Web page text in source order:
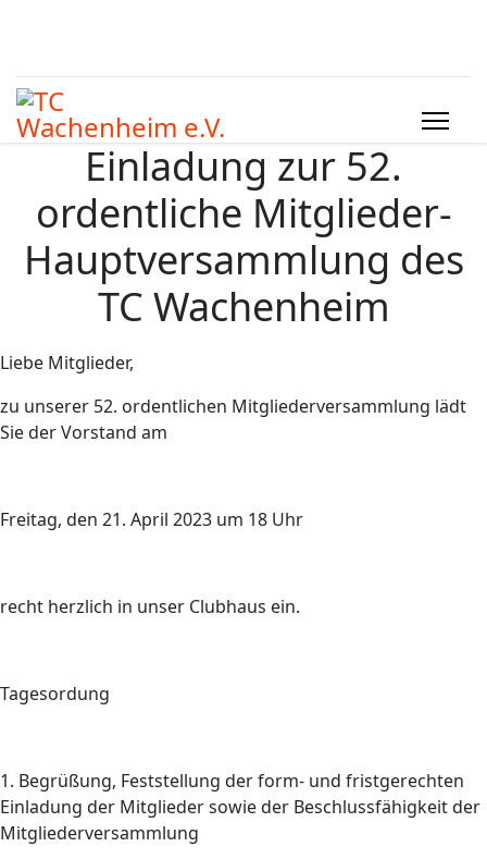
Einladung zur 52.
ordentliche Mitglieder-
Hauptversammlung des
TC Wachenheim
Liebe Mitglieder,
zu unserer 52. ordentlichen Mitgliederversammlung lädt
Sie der Vorstand am
Freitag, den 21. April 2023 um 18 Uhr
recht herzlich in unser Clubhaus ein.
Tagesordung
1. Begrüßung, Feststellung der form- und fristgerechten
Einladung der Mitglieder sowie der Beschlussfähigkeit der
Mitgliederversammlung